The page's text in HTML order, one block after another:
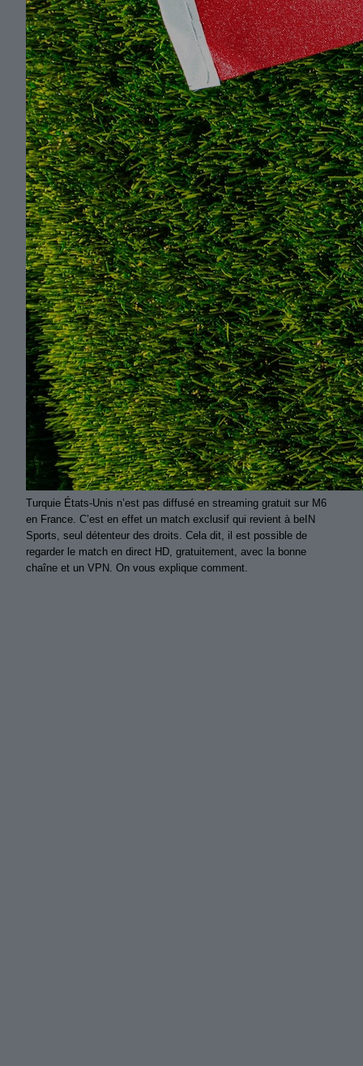
Turquie États-Unis n’est pas diffusé en streaming gratuit sur M6
en France. C’est en effet un match exclusif qui revient à beIN
Sports, seul détenteur des droits. Cela dit, il est possible de
regarder le match en direct HD, gratuitement, avec la bonne
chaîne et un VPN. On vous explique comment.